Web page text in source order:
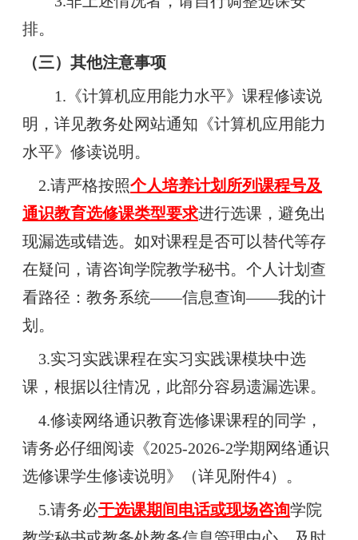
排。
（三）其他注意事项
1.《计算机应用能力水平》课程修读说
明，详见教务处网站通知《计算机应用能力
水平》修读说明。
2.请严格按照个人培养计划所列课程号及
通识教育选修课类型要求进行选课，避免出
现漏选或错选。如对课程是否可以替代等存
在疑问，请咨询学院教学秘书。个人计划查
看路径：教务系统——信息查询——我的计
划。
3.实习实践课程在实习实践课模块中选
课，根据以往情况，此部分容易遗漏选课。
4.修读网络通识教育选修课课程的同学，
请务必仔细阅读《2025-2026-2学期网络通识
选修课学生修读说明》（详见附件4）。
5.请务必于选课期间电话或现场咨询学院